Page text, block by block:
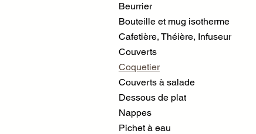
Beurrier
Bouteille et mug isotherme
Cafetière, Théière, Infuseur
Couverts
Coquetier
Couverts à salade
Dessous de plat
Nappes
Pichet à eau